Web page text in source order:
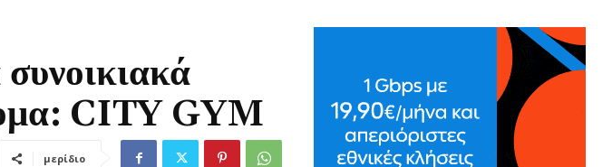
CITY GYM
μερίδιο